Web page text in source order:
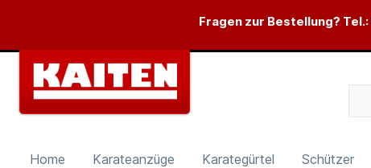
Zur Hauptnavigation springenFragen zur Bestellung? Tel.:
Home Karateanzüge Karategürtel Schützer